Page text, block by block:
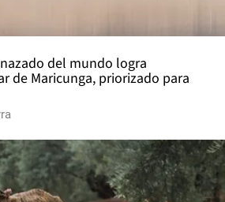
del mundo logra
de Maricunga, priorizado para